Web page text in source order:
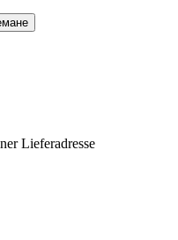
Lieferadresse